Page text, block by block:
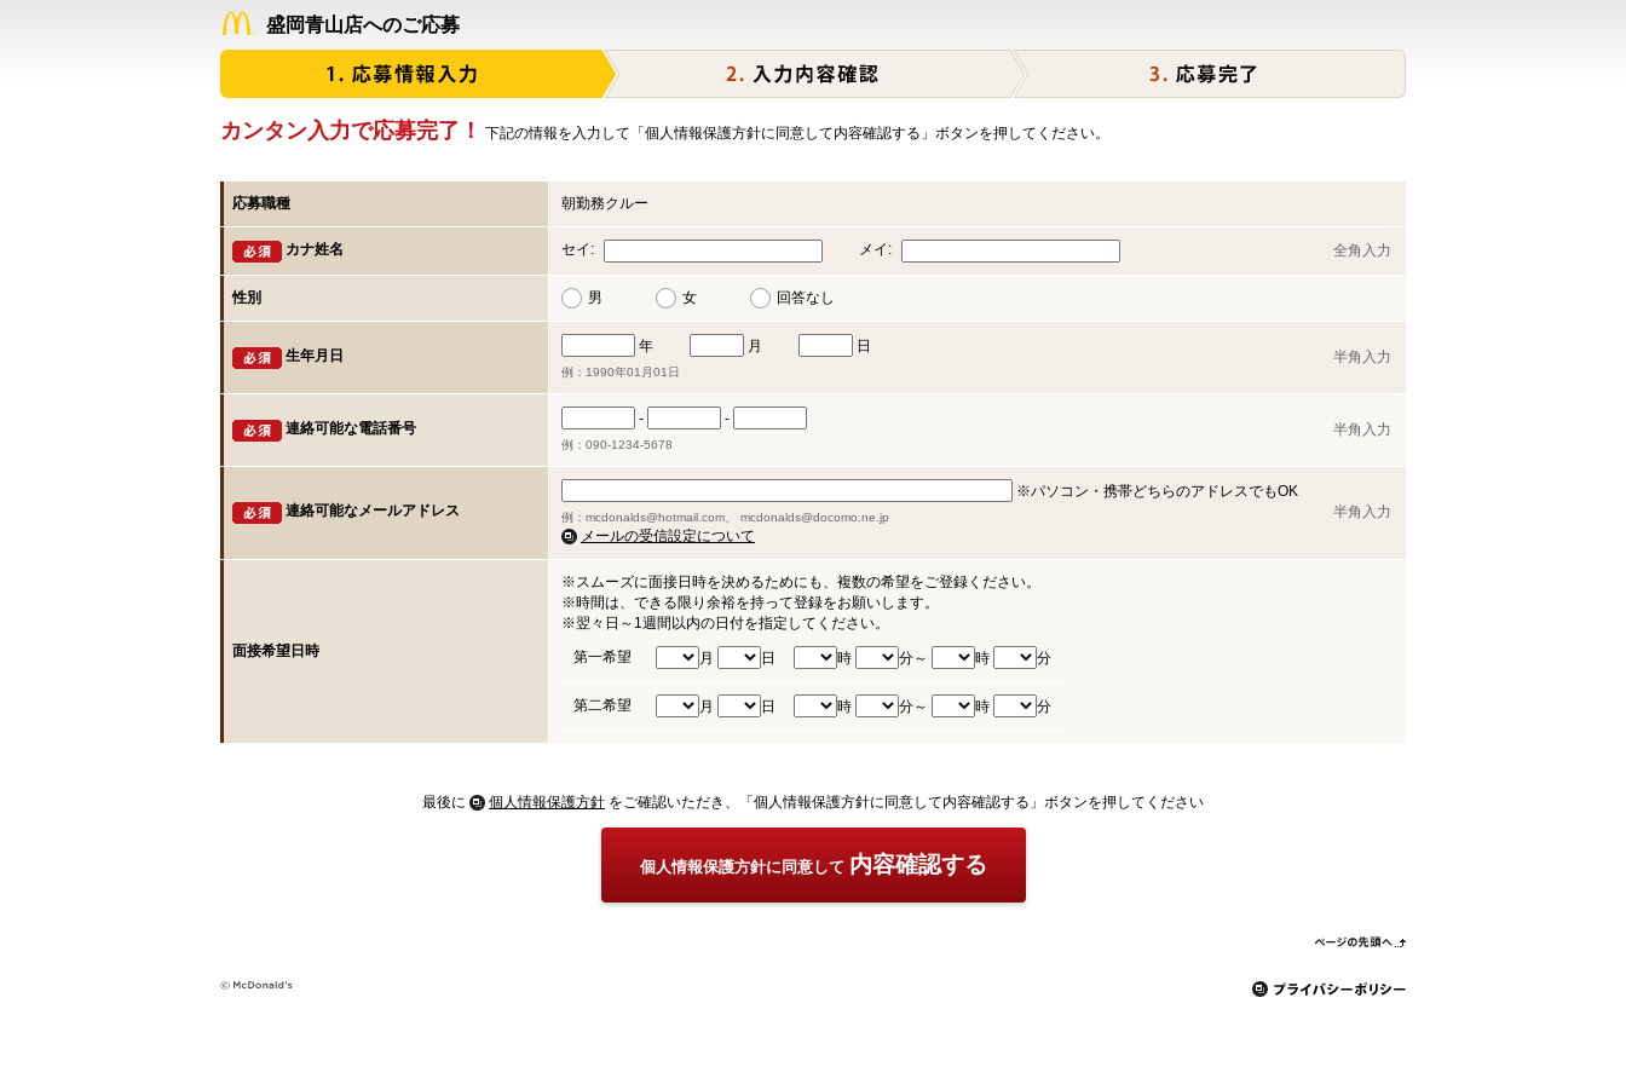
盛岡青山店へのご応募
カンタン入力で応募完了！ 下記の情報を入力して「個人情報保護方針に同意して内容確認する」ボタンを押してください。
応募職種 朝勤務クルー
カナ姓名 セイ: メイ: 全角入力
性別 男 女 回答なし
生年月日
年 月 日
例：1990年01月01日
半角入力
連絡可能な電話番号
- -
例：090-1234-5678
半角入力
連絡可能なメールアドレス
※パソコン・携帯どちらのアドレスでもOK
例：mcdonalds@hotmail.com、 mcdonalds@docomo.ne.jp
メールの受信設定について
半角入力
面接希望日時
※スムーズに面接日時を決めるためにも、複数の希望をご登録ください。
※時間は、できる限り余裕を持って登録をお願いします。
※翌々日～1週間以内の日付を指定してください。
第一希望
月 日 時 分～ 時 分
第二希望 月 日 時 分～ 時 分
最後に 個人情報保護方針 をご確認いただき、「個人情報保護方針に同意して内容確認する」ボタンを押してください
個人情報保護方針に同意して 内容確認する